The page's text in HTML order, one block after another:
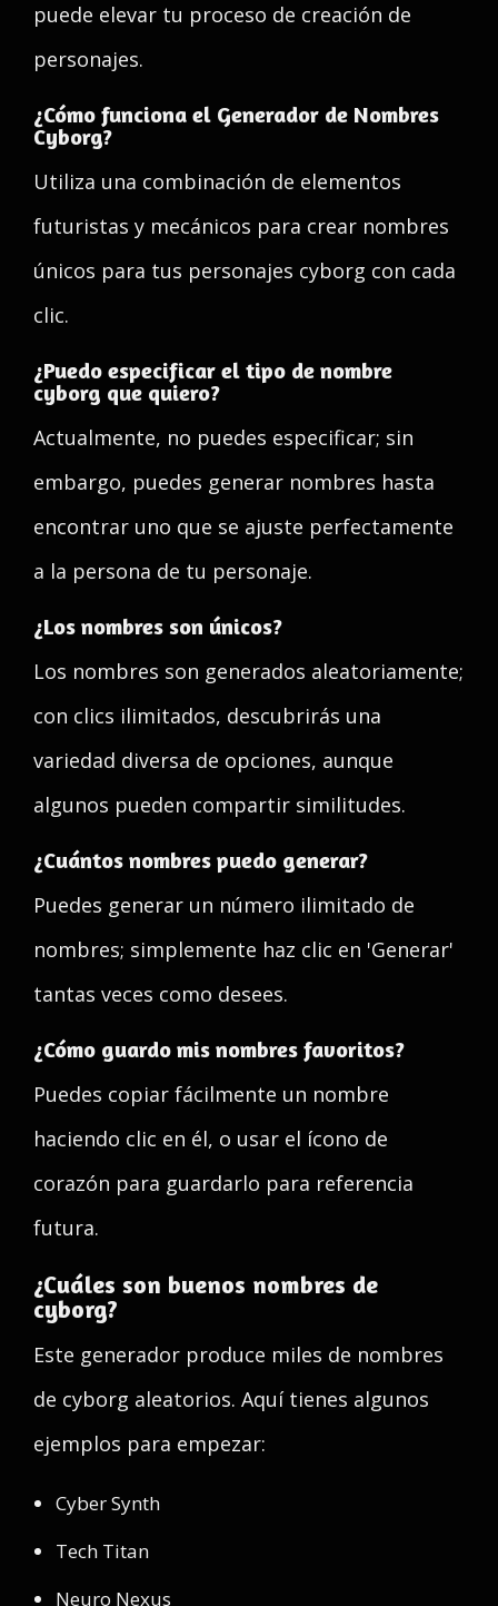
puede elevar tu proceso de creación de
personajes.
¿Cómo funciona el Generador de Nombres
Cyborg?
Utiliza una combinación de elementos
futuristas y mecánicos para crear nombres
únicos para tus personajes cyborg con cada
clic.
¿Puedo especificar el tipo de nombre
cyborg que quiero?
Actualmente, no puedes especificar; sin
embargo, puedes generar nombres hasta
encontrar uno que se ajuste perfectamente
a la persona de tu personaje.
¿Los nombres son únicos?
Los nombres son generados aleatoriamente;
con clics ilimitados, descubrirás una
variedad diversa de opciones, aunque
algunos pueden compartir similitudes.
¿Cuántos nombres puedo generar?
Puedes generar un número ilimitado de
nombres; simplemente haz clic en 'Generar'
tantas veces como desees.
¿Cómo guardo mis nombres favoritos?
Puedes copiar fácilmente un nombre
haciendo clic en él, o usar el ícono de
corazón para guardarlo para referencia
futura.
¿Cuáles son buenos nombres de
cyborg?
Este generador produce miles de nombres
de cyborg aleatorios. Aquí tienes algunos
ejemplos para empezar:
Cyber Synth
Tech Titan
Neuro Nexus